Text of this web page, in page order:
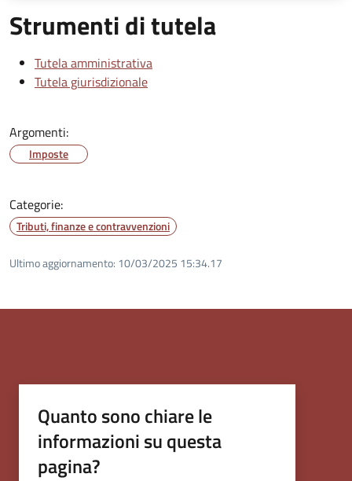
Strumenti di tutela
Tutela amministrativa
Tutela giurisdizionale
Argomenti:
Imposte
Categorie:
Tributi, finanze e contravvenzioni
Ultimo aggiornamento: 10/03/2025 15:34.17
Quanto sono chiare le
informazioni su questa
pagina?